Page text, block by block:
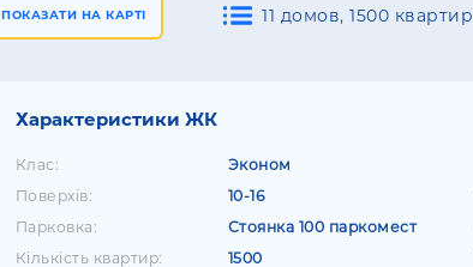
11 домов, 1500 квартир
ПОКАЗАТИ НА КАРТІ
Характеристики ЖК
Клас:
Эконом
Поверхів:
10-16
Парковка:
Стоянка 100 паркомест
Кількість квартир:
1500